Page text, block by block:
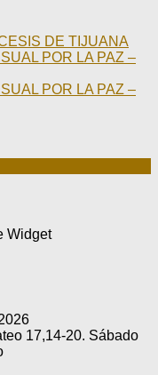
DE TIJUANA
POR LA PAZ –
POR LA PAZ –
17,14-20. Sábado